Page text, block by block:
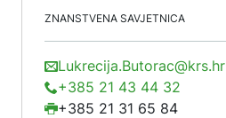
ZNANSTVENA SAVJETNICA
Lukrecija.Butorac@krs.hr
+385 21 43 44 32
+385 21 31 65 84